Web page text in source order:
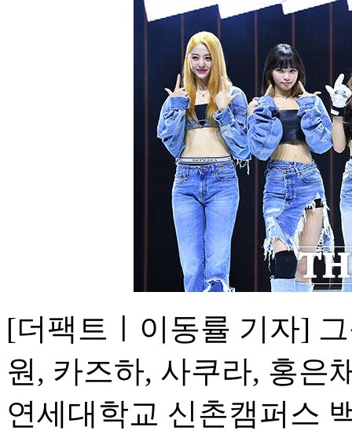
[더팩트ㅣ이동률 기자]
원, 카즈하, 사쿠라, 홍은
연세대학교 신촌캠퍼스